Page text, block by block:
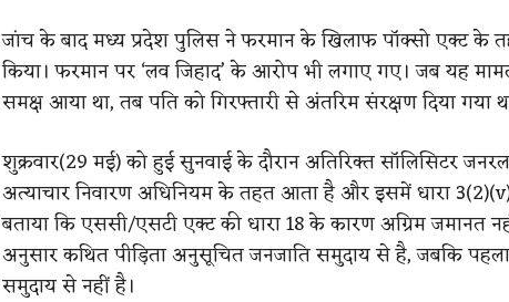
जांच के बाद मध्य प्रदेश पुलिस ने फरमान के खिलाफ पॉक्सो एक्ट के
किया। फरमान पर ‘लव जिहाद’ के आरोप भी लगाए गए। जब यह
समक्ष आया था, तब पति को गिरफ्तारी से अंतरिम संरक्षण दिया गया
शुक्रवार(29 मई) को हुई सुनवाई के दौरान अतिरिक्त सॉलिसिटर
अत्याचार निवारण अधिनियम के तहत आता है और इसमें धारा
बताया कि एससी/एसटी एक्ट की धारा 18 के कारण अग्रिम जमानत
अनुसार कथित पीड़िता अनुसूचित जनजाति समुदाय से है, जबकि
समुदाय से नहीं है।